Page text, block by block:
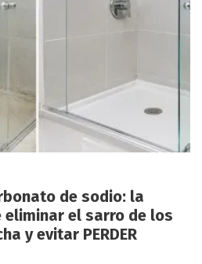
de sodio: la
eliminar el sarro de los
y evitar PERDER